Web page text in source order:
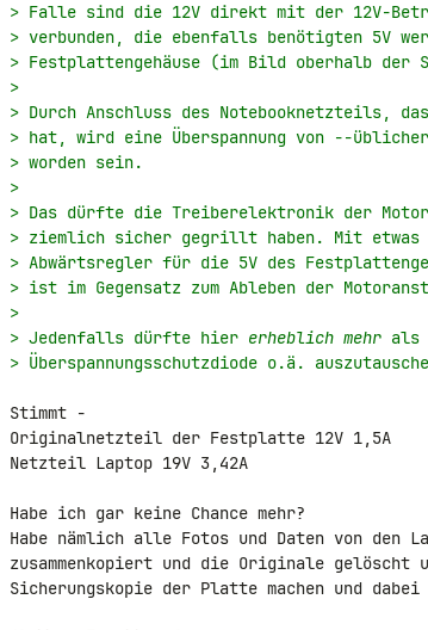
> Falle sind die 12V direkt mit der 12V-
> verbunden, die ebenfalls benötigten 5V
> Festplattengehäuse (im Bild oberhalb der
>
> Durch Anschluss des Notebooknetzteils,
> hat, wird eine Überspannung von --
> worden sein.
>
> Das dürfte die Treiberelektronik der
> ziemlich sicher gegrillt haben. Mit etwas
> Abwärtsregler für die 5V des
> ist im Gegensatz zum Ableben der
>
> Jedenfalls dürfte hier erheblich mehr als
> Überspannungsschutzdiode o.ä.
Stimmt -
Originalnetzteil der Festplatte 12V 1,5A
Netzteil Laptop 19V 3,42A
Habe ich gar keine Chance mehr?
Habe nämlich alle Fotos und Daten von den
zusammenkopiert und die Originale gelöscht
Sicherungskopie der Platte machen und